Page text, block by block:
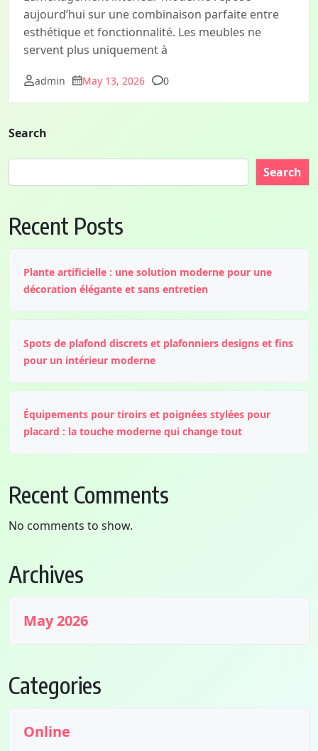
aujourd’hui sur une combinaison parfaite entre
esthétique et fonctionnalité. Les meubles ne
servent plus uniquement à
admin May 13, 2026 Comments
0
Search
Search
Recent Posts
Plante artificielle : une solution moderne pour une
décoration élégante et sans entretien
Spots de plafond discrets et plafonniers designs et fins
pour un intérieur moderne
Équipements pour tiroirs et poignées stylées pour
placard : la touche moderne qui change tout
Recent Comments
No comments to show.
Archives
May 2026
Categories
Online